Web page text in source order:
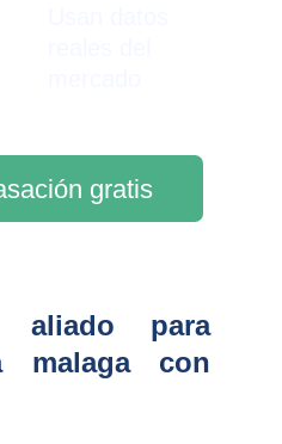
gratis
aliado para
malaga con